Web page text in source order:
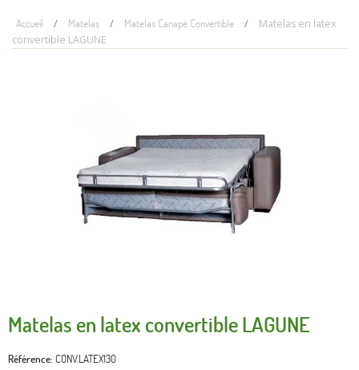
Accueil Matelas Matelas Canapé Convertible
Matelas en latex
convertible LAGUNE
Matelas en latex convertible LAGUNE
Référence CONV.LATEX130